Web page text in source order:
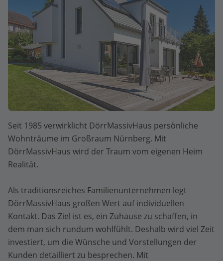
Seit 1985 verwirklicht DörrMassivHaus persönliche
Wohnträume im Großraum Nürnberg. Mit
DörrMassivHaus wird der Traum vom eigenen Heim
Realität.
Als traditionsreiches Familienunternehmen legt
DörrMassivHaus großen Wert auf individuellen
Kontakt. Das Ziel ist es, ein Zuhause zu schaffen, in
dem man sich rundum wohlfühlt. Deshalb wird viel Zeit
investiert, um die Wünsche und Vorstellungen der
Kunden detailliert zu besprechen. Mit